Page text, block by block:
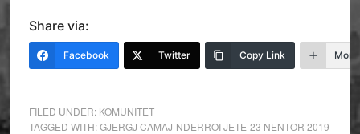
Share via:
Facebook Twitter Copy Link More
FILED UNDER: KOMUNITET
TAGGED WITH:GJERGJ CAMAJ-NDERROI JETE-23 NENTOR 2019